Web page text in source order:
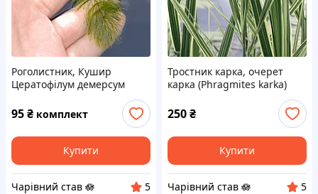
Роголистник, Кушир
Цератофілум демерсум
(Ceratophyllum demersum)
Природний очисник ставка
заглибний
95₴ комплект
Купити
Чарівний став 🪷
5
Тростник карка, очерет
карка (Phragmites karka)
Рослина для прибережної
зони, ставка, біоплато
250₴
Купити
Чарівний став 🪷
5